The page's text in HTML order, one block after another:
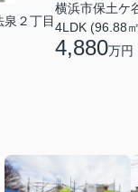
泉２丁目
横浜市保土ケ
4LDK (96.88
4,880万円